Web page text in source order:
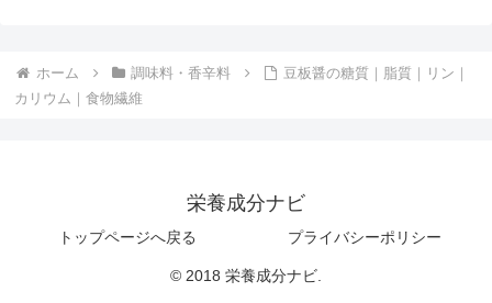
ホーム 調味料・香辛料
豆板醤の糖質｜脂質｜リン｜
カリウム｜食物繊維
栄養成分ナビ
トップページへ戻る プライバシーポリシー
© 2018 栄養成分ナビ.